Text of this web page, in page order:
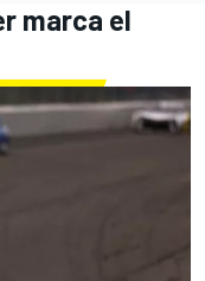
marca el